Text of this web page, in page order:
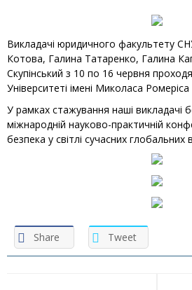
Викладачі юридичного факультету
Котова, Галина Татаренко, Галина
Скупінський з 10 по 16 червня
Університеті імені Миколаса
У рамках стажування наші викладачі
міжнародній науково-практичній
безпека у світлі сучасних глобальних
Share Tweet